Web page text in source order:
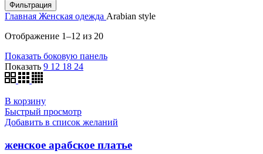
Фильтрация
Главная Женская одежда Arabian style
Отображение 1–12 из 20
Показать боковую панель
Показать 9 12 18 24
В корзину
Быстрый просмотр
Добавить в список желаний
женское арабское платье